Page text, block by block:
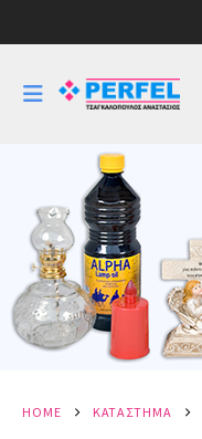
HOME ΚΑΤΆΣΤΗΜΑ